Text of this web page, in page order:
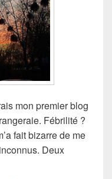
mon premier blog
Fébrilité ?
fait bizarre de me
Deux